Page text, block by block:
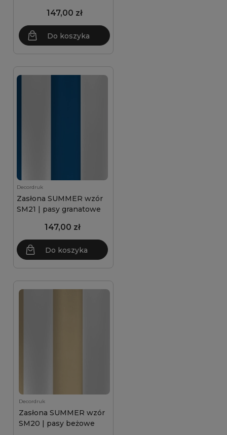
147,00 zł
Do koszyka
Decordruk
Zasłona SUMMER wzór
SM21 | pasy granatowe
147,00 zł
Do koszyka
Decordruk
Zasłona SUMMER wzór
SM20 | pasy beżowe